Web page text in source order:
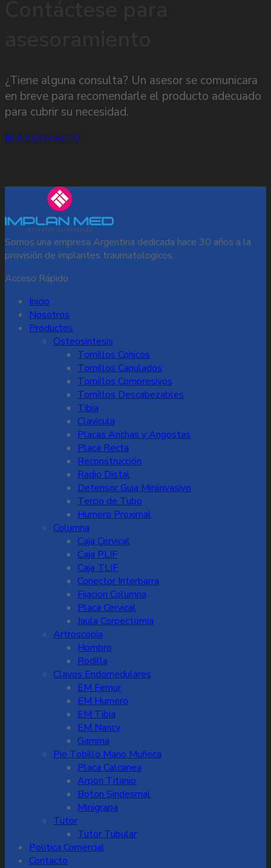
¿Tiene alguna consulta? Un asesor se comunicara
en breve para recomendarle el producto adecuado
para cubrir su necesidad.
IR A CONTACTO
Somos una empresa Argentina dedicada hace 30 años a la
provisión de implantes traumatologicos.
Acceso Rápido
Inicio
Nosotros
Productos
Osteosintesis
Tornillos Conicos
Tornillos Canulados
Tornillos Compresivos
Tornillos Descabezables
Tibia
Clavicula
Placas Anchas y Angostas
Placa Recta
Reconstrucción
Radio Distal
Detensor Guia Miniinvasivo
Tercio de Tubo
Humero Proximal
Columna
Caja Cervical
Caja PLIF
Caja TLIF
Conector Interbarra
Fijacion Columna
Placa Cervical
Jaula Corpectomia
Artroscopia
Hombro
Rodilla
Clavos Endomedulares
EM Femur
EM Humero
EM Tibia
EM Nancy
Gamma
Pie Tobillo Mano Muñeca
Placa Calcanea
Arpon Titanio
Boton Sindesmal
Minigrapa
Tutor
Tutor Tubular
Politica Comercial
Contacto